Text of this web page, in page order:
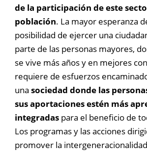
de la participación de este
población. La mayor esperanza
posibilidad de ejercer una
parte de las personas mayores,
se vive más años y en mejores
requiere de esfuerzos
una sociedad donde las
sus aportaciones estén más
integradas para el beneficio de
Los programas y las acciones
promover la